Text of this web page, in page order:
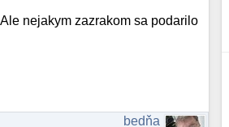
nejakym zazrakom sa podarilo
bedňa